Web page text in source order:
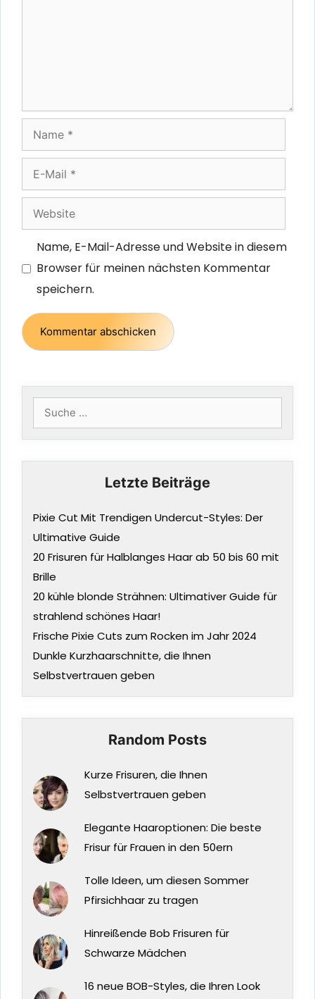
Name
Mail
Website
Name, E-Mail-Adresse und Website in diesem
Browser für meinen nächsten Kommentar
speichern.
Suche
nach:
Letzte Beiträge
Pixie Cut Mit Trendigen Undercut-Styles: Der
Ultimative Guide
20 Frisuren für Halblanges Haar ab 50 bis 60 mit
Brille
20 kühle blonde Strähnen: Ultimativer Guide für
strahlend schönes Haar!
Frische Pixie Cuts zum Rocken im Jahr 2024
Dunkle Kurzhaarschnitte, die Ihnen
Selbstvertrauen geben
Random Posts
Kurze Frisuren, die Ihnen
Selbstvertrauen geben
Elegante Haaroptionen: Die beste
Frisur für Frauen in den 50ern
Tolle Ideen, um diesen Sommer
Pfirsichhaar zu tragen
Hinreißende Bob Frisuren für
Schwarze Mädchen
16 neue BOB-Styles, die Ihren Look